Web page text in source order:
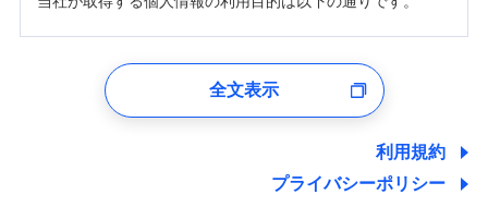
ユーザー登録受付および、管理のため
しくは委託を受けている保険会社・提携会社の保険その他に
関する情報を提供し、金融商品等の契約を勧奨するため、ま
た維持管理等の委託業務遂行のため、またそれらに付帯、関
全文表示
利用規約
プライバシーポリシー